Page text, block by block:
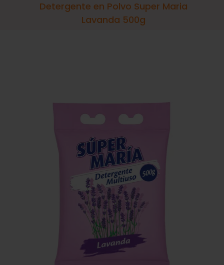
Detergente en Polvo Super Maria
Lavanda 500g